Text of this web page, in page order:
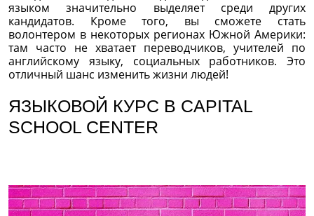
языком значительно выделяет среди других
кандидатов. Кроме того, вы сможете стать
волонтером в некоторых регионах Южной Америки:
там часто не хватает переводчиков, учителей по
английскому языку, социальных работников. Это
отличный шанс изменить жизни людей!
ЯЗЫКОВОЙ КУРС В CAPITAL
SCHOOL CENTER